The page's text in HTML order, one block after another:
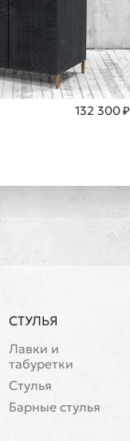
132 300 ₽
СТУЛЬЯ
Лавки и
табуретки
Стулья
Барные стулья